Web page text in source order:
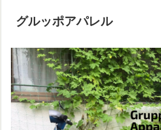
グルッポアパレル